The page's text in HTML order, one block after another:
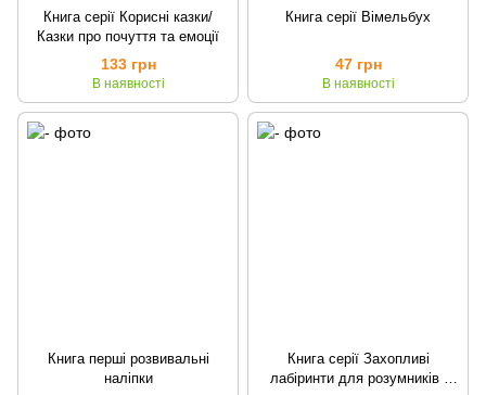
Книга серії Корисні казки/
Казки про почуття та емоції
133 грн
В наявності
Книга серії Вімельбух
47 грн
В наявності
Книга перші розвивальні
наліпки
Книга серії Захопливі
лабіринти для розумників і